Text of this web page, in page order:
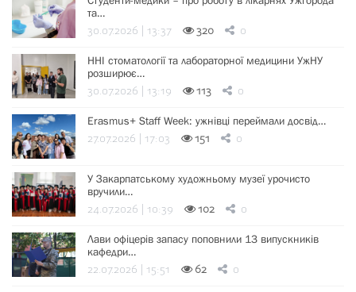
та…
30.07.2026 | 13:37 320 0
ННІ стоматології та лабораторної медицини УжНУ
розширює…
30.07.2026 | 13:19 113 0
Erasmus+ Staff Week: ужнівці переймали досвід…
27.07.2026 | 17:03 151 0
У Закарпатському художньому музеї урочисто
вручили…
24.07.2026 | 10:39 102 0
Лави офіцерів запасу поповнили 13 випускників
кафедри…
22.07.2026 | 15:51 62 0